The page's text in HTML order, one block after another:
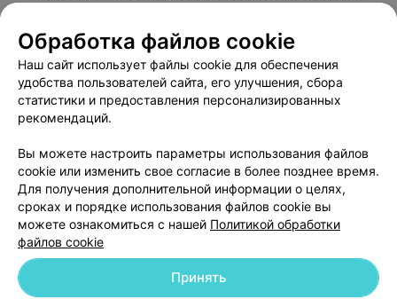
Пользовательское соглашение
Способы оплаты
Вакансии
Партнеры
Написать руководителю 103.by
Обработка персональных данных
© 2026 ООО «Артокс Лаб», УНП 191700409 | 220012, Республика Беларусь,
Обработка файлов cookie
Наш сайт использует файлы cookie для обеспечения
удобства пользователей сайта, его улучшения, сбора
статистики и предоставления персонализированных
рекомендаций.
Вы можете настроить параметры использования файлов
cookie или изменить свое согласие в более позднее время.
Для получения дополнительной информации о целях,
сроках и порядке использования файлов cookie вы
можете ознакомиться с нашей Политикой обработки
файлов cookie
Принять